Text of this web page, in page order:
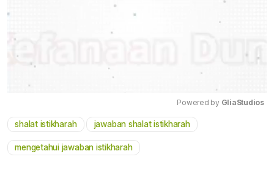
Powered by GliaStudios
shalat istikharah jawaban shalat istikharah
mengetahui jawaban istikharah